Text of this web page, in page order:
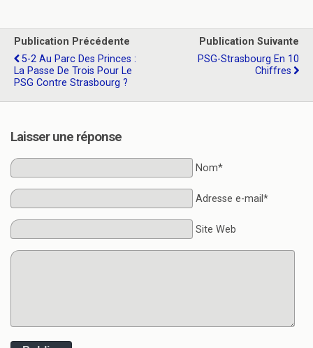
Publication Précédente
5-2 Au Parc Des Princes :
La Passe De Trois Pour Le
PSG Contre Strasbourg ?
Publication Suivante
PSG-Strasbourg En 10
Chiffres
Laisser une réponse
Nom*
Adresse e-mail*
Site Web